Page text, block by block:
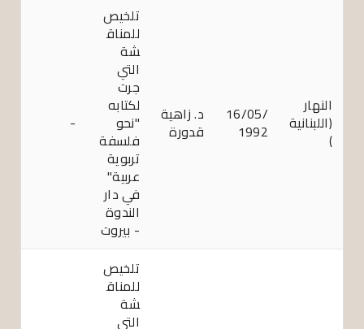
النهار
(اللبنانية
)
16/05/
1992
د. زاهية
قدورة
تلخيص
للمناق
شة
التي
جرت
لكتابه
"نحو
فلسفة
تربوية
عربية"
في دار
الندوة
- بيروت
-
تلخيص
للمناق
شة
التي